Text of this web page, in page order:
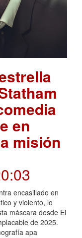
en
misión
encasillado en
y violento, lo
máscara desde El
de 2025.
apa